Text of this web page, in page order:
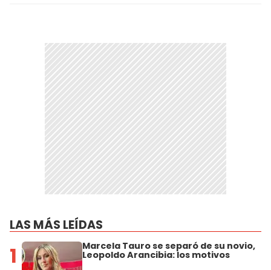
LAS MÁS LEÍDAS
1 Marcela Tauro se separó de su novio,
Leopoldo Arancibia: los motivos